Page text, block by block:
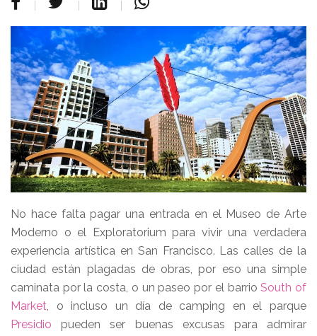
No hace falta pagar una entrada en el Museo de Arte
Moderno o el Exploratorium para vivir una verdadera
experiencia artística en San Francisco. Las calles de la
ciudad están plagadas de obras, por eso una simple
caminata por la costa, o un paseo por el barrioSouth of
Market, o incluso un día de camping en el parque
Presidio pueden ser buenas excusas para admirar